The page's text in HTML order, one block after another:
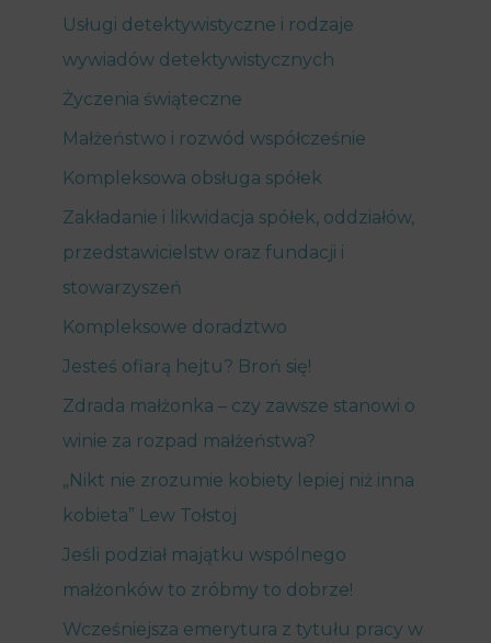
Usługi detektywistyczne i rodzaje
wywiadów detektywistycznych
Życzenia świąteczne
Małżeństwo i rozwód współcześnie
Kompleksowa obsługa spółek
Zakładanie i likwidacja spółek, oddziałów,
przedstawicielstw oraz fundacji i
stowarzyszeń
Kompleksowe doradztwo
Jesteś ofiarą hejtu? Broń się!
Zdrada małżonka – czy zawsze stanowi o
winie za rozpad małżeństwa?
„Nikt nie zrozumie kobiety lepiej niż inna
kobieta” Lew Tołstoj
Jeśli podział majątku wspólnego
małżonków to zróbmy to dobrze!
Wcześniejsza emerytura z tytułu pracy w